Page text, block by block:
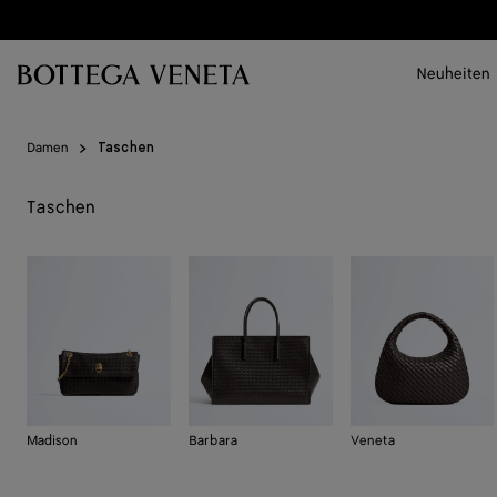
Neuheiten
Damen Taschen
Taschen
Madison Barbara Veneta